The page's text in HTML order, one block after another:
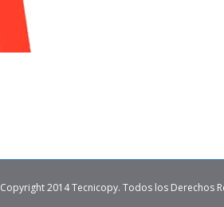
Copyright 2014 Tecnicopy. Todos los Derechos